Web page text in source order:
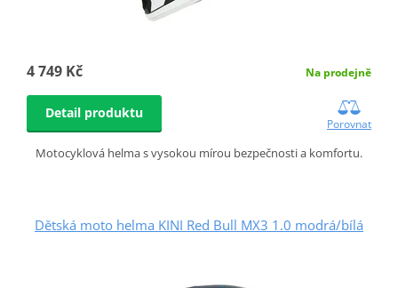
4 749 Kč Na prodejně
Detail produktu
Porovnat
Motocyklová helma s vysokou mírou bezpečnosti a komfortu.
Dětská moto helma KINI Red Bull MX3 1.0 modrá/bílá